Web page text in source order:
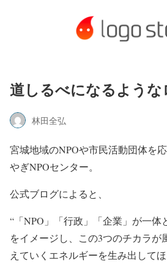
道しるべになるような
林田全弘
宮城地域のNPOや市民活動団体を
やぎNPOセンター。
公式ブログによると、
“「NPO」「行政」「企業」が一体
をイメージし、この3つのチカラが
えていくエネルギーを生み出して